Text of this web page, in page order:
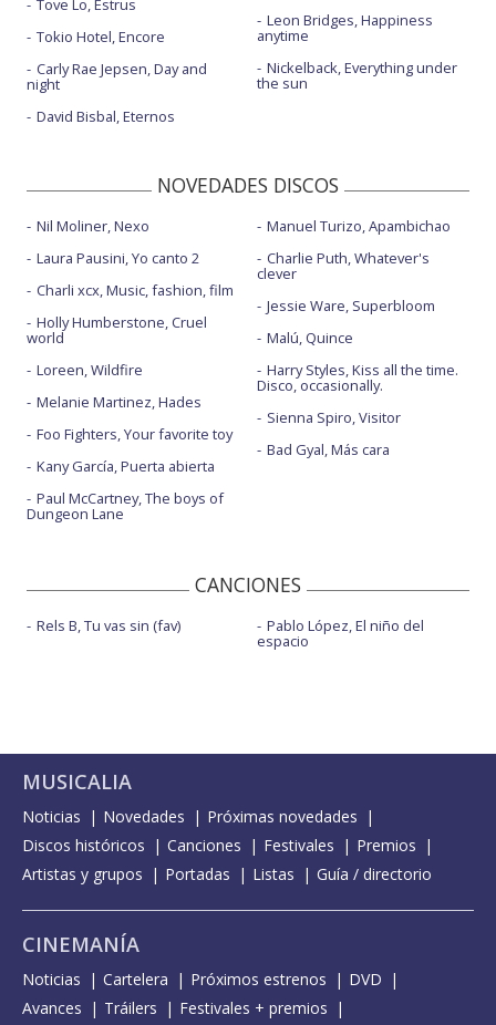
Tove Lo, Estrus
Tokio Hotel, Encore
Carly Rae Jepsen, Day and
night
David Bisbal, Eternos
Leon Bridges, Happiness
anytime
Nickelback, Everything under
the sun
NOVEDADES DISCOS
Nil Moliner, Nexo
Laura Pausini, Yo canto 2
Charli xcx, Music, fashion, film
Holly Humberstone, Cruel
world
Loreen, Wildfire
Melanie Martinez, Hades
Foo Fighters, Your favorite toy
Kany García, Puerta abierta
Paul McCartney, The boys of
Dungeon Lane
Manuel Turizo, Apambichao
Charlie Puth, Whatever's
clever
Jessie Ware, Superbloom
Malú, Quince
Harry Styles, Kiss all the time.
Disco, occasionally.
Sienna Spiro, Visitor
Bad Gyal, Más cara
CANCIONES
Rels B, Tu vas sin (fav) Pablo López, El niño del
espacio
MUSICALIA
Noticias Novedades
Próximas novedades
Discos históricos
Canciones Festivales
Premios
Artistas y grupos
Portadas Listas Guía / directorio
CINEMANÍA
Noticias Cartelera Próximos estrenos
DVD
Avances
Tráilers Festivales + premios